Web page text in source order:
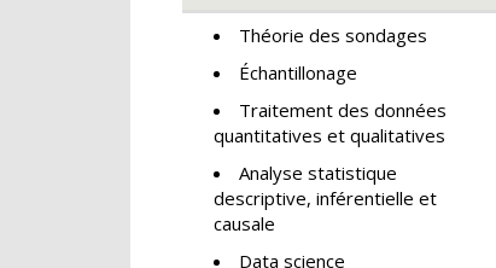
Théorie des sondages
Échantillonage
Traitement des données
quantitatives et qualitatives
Analyse statistique
descriptive, inférentielle et
causale
Data science